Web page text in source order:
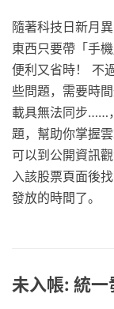
隨著科技日新月
東西只要帶「手
便利又省時！ 不
些問題，需要時
載具無法同步……
題，幫助你掌握
可以到公開資訊
入該股票頁面後
發放的時間了。
未入帳: 統一